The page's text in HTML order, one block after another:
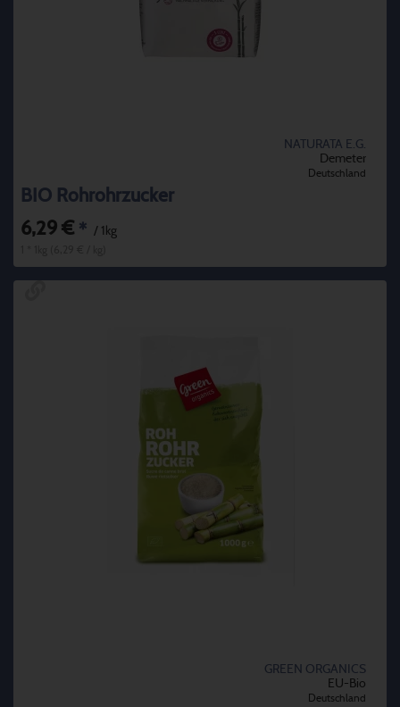
NATURATA E.G.
Demeter
Deutschland
BIO Rohrohrzucker
6,29 € * / 1kg
GREEN ORGANICS
EU-Bio
Deutschland